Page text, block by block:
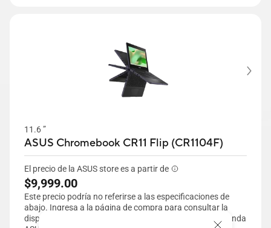
11.6 ”
ASUS Chromebook CR11 Flip (CR1104F)
El precio de la ASUS store es a partir de
$9,999.00
Este precio podría no referirse a las especificaciones de
abajo. Ingresa a la página de compra para consultar la
disponibilidad y configuración exacta a la venta en la tienda